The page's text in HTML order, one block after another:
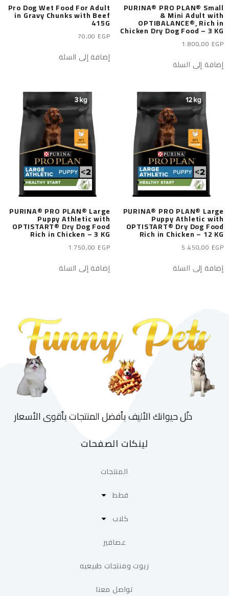
PURINA® PRO PLAN® Small
& Mini Adult with
OPTIBALANCE®, Rich in
Chicken Dry Dog Food – 3 KG
1.800,00 EGP
إضافة إلى السلة
Pro Dog Wet Food For Adult
in Gravy Chunks with Beef
415G
70,00 EGP
إضافة إلى السلة
PURINA® PRO PLAN® Large
Puppy Athletic with
OPTISTART® Dry Dog Food
Rich in Chicken – 12 KG
5.450,00 EGP
إضافة إلى السلة
PURINA® PRO PLAN® Large
Puppy Athletic with
OPTISTART® Dry Dog Food
Rich in Chicken – 3 KG
1.750,00 EGP
إضافة إلى السلة
دلّل حيوانك الأليف بأفضل المنتجات بأقوى الأسعار
لينكات الصفحات
المنتجات
قطط
كلاب
عصافير
زيوت ومنتجات طبيعيه
تواصل معنا